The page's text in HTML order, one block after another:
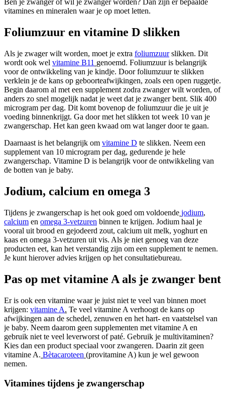
Ben je zwanger of wil je zwanger worden? Dan zijn er bepaalde
vitamines en mineralen waar je op moet letten.
Foliumzuur en vitamine D slikken
Als je zwager wilt worden, moet je extra foliumzuurslikken. Dit
wordt ook wel vitamine B11 genoemd. Foliumzuur is belangrijk
voor de ontwikkeling van je kindje. Door foliumzuur te slikken
verklein je de kans op geboorteafwijkingen, zoals een open ruggetje.
Begin daarom al met een supplement zodra zwanger wilt worden, of
anders zo snel mogelijk nadat je weet dat je zwanger bent. Slik 400
microgram per dag. Dit komt bovenop de foliumzuur die je uit je
voeding binnenkrijgt. Ga door met het slikken tot week 10 van je
zwangerschap. Het kan geen kwaad om wat langer door te gaan.
Daarnaast is het belangrijk om vitamine D te slikken. Neem een
supplement van 10 microgram per dag, gedurende je hele
zwangerschap. Vitamine D is belangrijk voor de ontwikkeling van
de botten van je baby.
Jodium, calcium en omega 3
Tijdens je zwangerschap is het ook goed om voldoende jodium,
calcium en omega 3-vetzuren binnen te krijgen. Jodium haal je
vooral uit brood en gejodeerd zout, calcium uit melk, yoghurt en
kaas en omega 3-vetzuren uit vis. Als je niet genoeg van deze
producten eet, kan het verstandig zijn om een supplement te nemen.
Je kunt hierover advies krijgen op het consultatiebureau.
Pas op met vitamine A als je zwanger bent
Er is ook een vitamine waar je juist niet te veel van binnen moet
krijgen: vitamine A. Te veel vitamine A verhoogt de kans op
afwijkingen aan de schedel, zenuwen en het hart- en vaatstelsel van
je baby. Neem daarom geen supplementen met vitamine A en
gebruik niet te veel leverworst of paté. Gebruik je multivitaminen?
Kies dan een product speciaal voor zwangeren. Daarin zit geen
vitamine A. Bètacaroteen (provitamine A) kun je wel gewoon
nemen.
Vitamines tijdens je zwangerschap